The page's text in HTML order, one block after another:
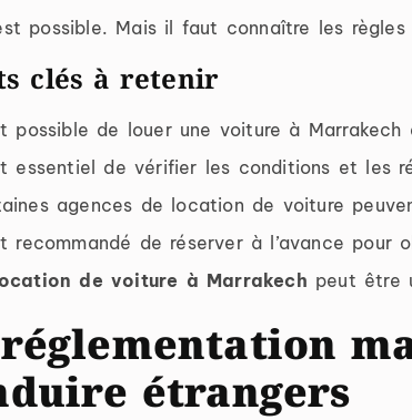
possible. Mais il faut connaître les
clés à retenir
possible de louer une voiture à
essentiel de vérifier les conditions et les
agences de location de voiture
recommandé de réserver à l’avance pour
de voiture à Marrakech peut être
étrangers